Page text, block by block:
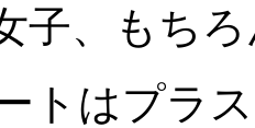
子、もち
トはプラ